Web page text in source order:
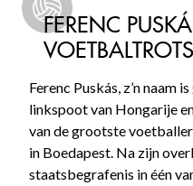
FERENC
Ferenc Puskás, z’n naam
linkspoot van Hongarije
van de grootste
in Boedapest. Na zijn
staatsbegrafenis in één